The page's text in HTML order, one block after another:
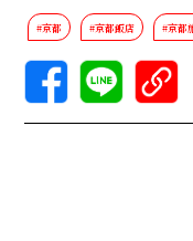
#京都 #京都飯店 #京都